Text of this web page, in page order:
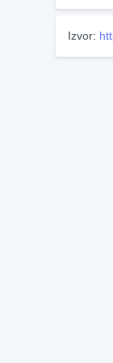
Izvor: